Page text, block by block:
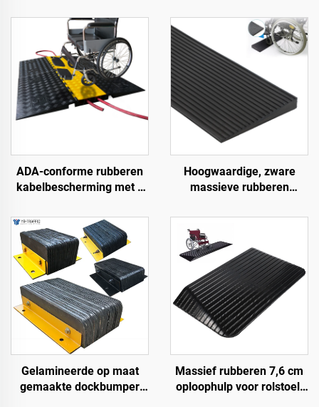
ADA-conforme rubberen
kabelbescherming met 5
rolstoeltoegankelijke
oprijplaat voor binnen- en
buitengebruik bij
evenementen
Hoogwaardige, zware
massieve rubberen
wegberm oploophelling
Gelamineerde op maat
gemaakte dockbumper
Massief rubberen 7,6 cm
oploophulp voor rolstoel,